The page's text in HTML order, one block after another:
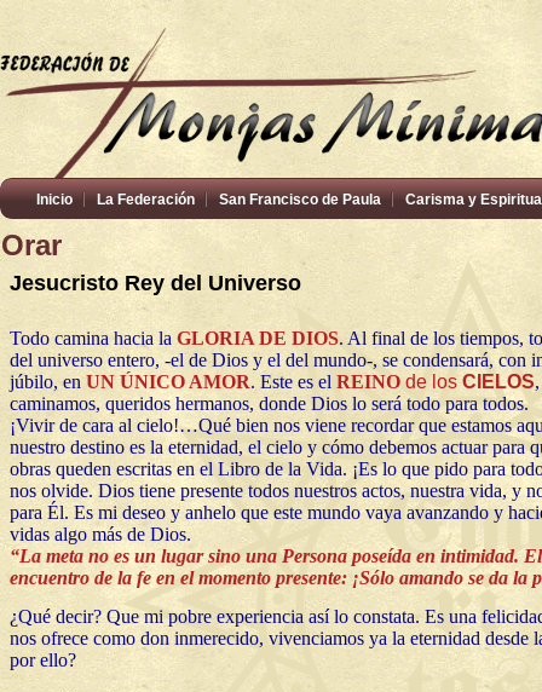
Inicio La Federación San Francisco de Paula Carisma y
Orar
Jesucristo Rey del Universo
Todo camina hacia la GLORIA DE DIOS. Al final de los tiempos,
del universo entero, -el de Dios y el del mundo-, se condensará, con
júbilo, en UN ÚNICO AMOR. Este es el REINO de los CIELOS
caminamos, queridos hermanos, donde Dios lo será todo para todos.
¡Vivir de cara al cielo!…Qué bien nos viene recordar que estamos
nuestro destino es la eternidad, el cielo y cómo debemos actuar para
obras queden escritas en el Libro de la Vida. ¡Es lo que pido para
nos olvide. Dios tiene presente todos nuestros actos, nuestra vida, y
para Él. Es mi deseo y anhelo que este mundo vaya avanzando y
vidas algo más de Dios.
“La meta no es un lugar sino una Persona poseída en intimidad.
encuentro de la fe en el momento presente: ¡Sólo amando se da la
¿Qué decir? Que mi pobre experiencia así lo constata. Es una
nos ofrece como don inmerecido, vivenciamos ya la eternidad desde
por ello?